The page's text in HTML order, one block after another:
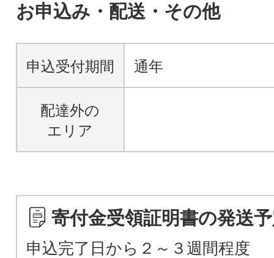
お申込み・配送・その他
申込受付期間 通年
配達外の
エリア
寄付金受領証明書の発送
申込完了日から２～３週間程度